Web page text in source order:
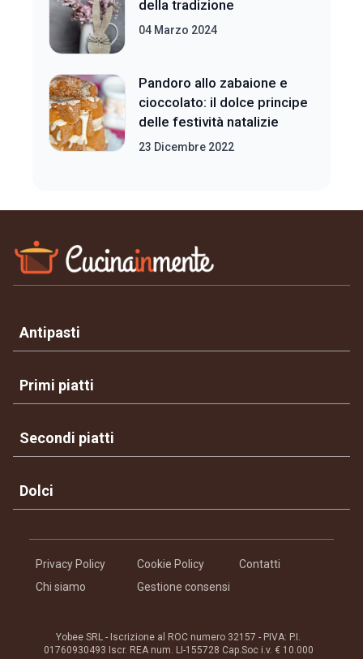
della tradizione
04 Marzo 2024
Pandoro allo zabaione e
cioccolato: il dolce principe
delle festività natalizie
23 Dicembre 2022
Antipasti
Primi piatti
Secondi piatti
Dolci
Privacy Policy Cookie Policy
Contatti
Chi siamo
Gestione consensi
Yobee SRL - Iscrizione al ROC numero 32157 - PIVA: P.I.
01760930493 Iscr. REA num. LI-155728 Cap.Soc i.v. € 10.000